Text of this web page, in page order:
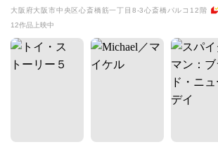
大阪府大阪市中央区心斎橋筋一丁目8-3心斎橋パルコ12階
12作品上映中